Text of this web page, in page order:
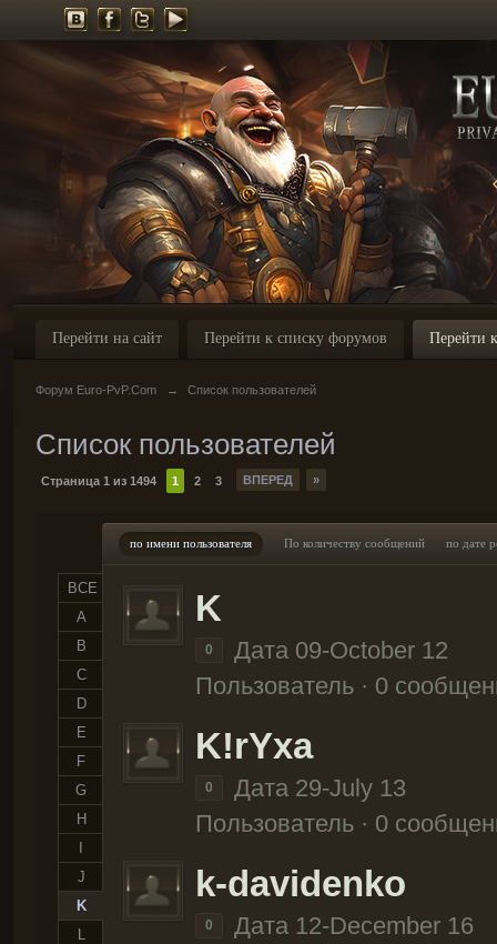
Перейти на сайт Перейти к списку форумов Перейти
Форум Euro-PvP.Com → Список пользователей
Список пользователей
Страница 1 из 1494 1 2 3 ВПЕРЕД »
ВСЕ
A
B
C
D
E
F
G
H
J
K
L
по имени пользователя По количеству сообщений по дате
K
0
Дата 09-October 12
Пользователь · 0
K!rYxa
0
Дата 29-July 13
Пользователь · 0
k-davidenko
0
Дата 12-December 16